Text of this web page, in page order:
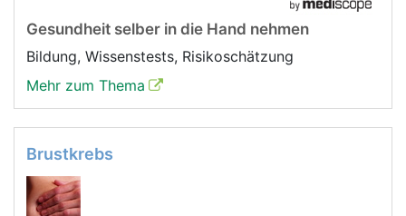
Gesundheit selber in die Hand nehmen
Bildung, Wissenstests, Risikoschätzung
Mehr zum Thema
Brustkrebs